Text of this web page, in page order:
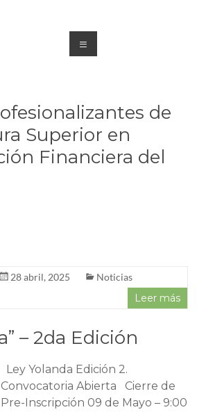
Menú
de
Superior en
Financiera del
28 abril, 2025 Noticias
Leer más
– 2da Edición
Ley Yolanda Edición 2.
Convocatoria Abierta Cierre de
Pre-Inscripción 09 de Mayo – 9:00